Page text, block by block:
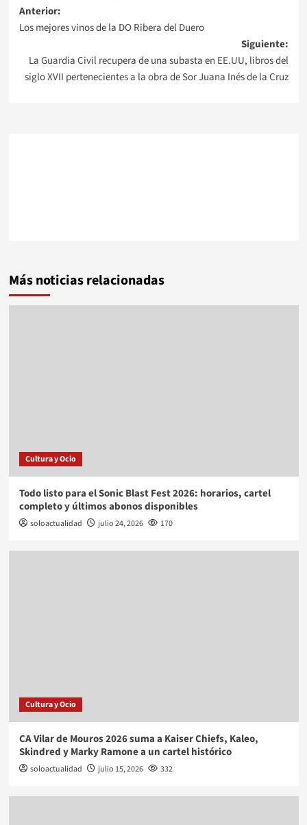
Navegación
entradas
Anterior:
Los mejores vinos de la DO Ribera del Duero
Siguiente:
La Guardia Civil recupera de una subasta en EE.UU, libros del
siglo XVII pertenecientes a la obra de Sor Juana Inés de la Cruz
Más noticias relacionadas
Cultura y Ocio
Todo listo para el Sonic Blast Fest 2026: horarios, cartel
completo y últimos abonos disponibles
soloactualidad julio 24, 2026 170
Cultura y Ocio
CA Vilar de Mouros 2026 suma a Kaiser Chiefs, Kaleo,
Skindred y Marky Ramone a un cartel histórico
soloactualidad julio 15, 2026 332